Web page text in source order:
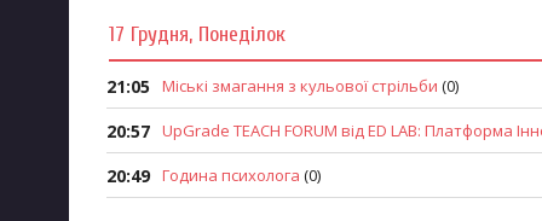
17 Грудня, Понеділок
21:05 Міські змагання з кульової стрільби (0)
20:57 UpGrade TEACH FORUM від ED LAB: Платформа
20:49 Година психолога (0)